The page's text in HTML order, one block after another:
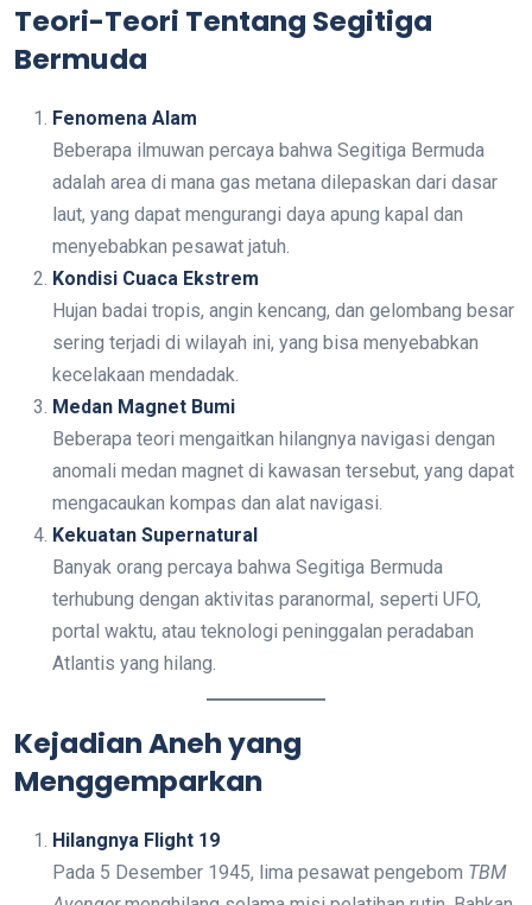
Teori-Teori Tentang Segitiga
Bermuda
Fenomena Alam
Beberapa ilmuwan percaya bahwa Segitiga Bermuda
adalah area di mana gas metana dilepaskan dari dasar
laut, yang dapat mengurangi daya apung kapal dan
menyebabkan pesawat jatuh.
Kondisi Cuaca Ekstrem
Hujan badai tropis, angin kencang, dan gelombang besar
sering terjadi di wilayah ini, yang bisa menyebabkan
kecelakaan mendadak.
Medan Magnet Bumi
Beberapa teori mengaitkan hilangnya navigasi dengan
anomali medan magnet di kawasan tersebut, yang dapat
mengacaukan kompas dan alat navigasi.
Kekuatan Supernatural
Banyak orang percaya bahwa Segitiga Bermuda
terhubung dengan aktivitas paranormal, seperti UFO,
portal waktu, atau teknologi peninggalan peradaban
Atlantis yang hilang.
Kejadian Aneh yang
Menggemparkan
Hilangnya Flight 19
Pada 5 Desember 1945, lima pesawat pengebom TBM